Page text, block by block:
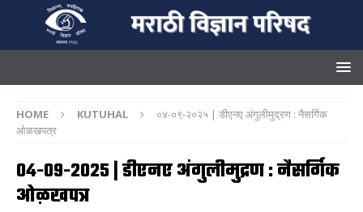
HOME KUTUHAL
०४-०९-२०२५ | डीएनए अंगुलीमुद्रण : नैसर्गिक
ओळखपत्र
०४-०९-२०२५ | डीएनए अंगुलीमुद्रण : नैसर्गिक
ओळखपत्र